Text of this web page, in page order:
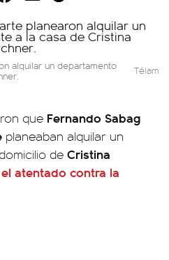
alquilar un departamento Télam
que Fernando Sabag
planeaban alquilar un
de Cristina
atentado contra la